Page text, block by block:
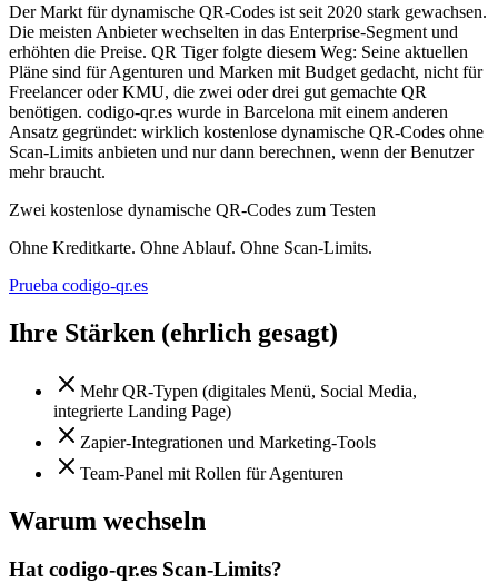
Der Markt für dynamische QR-Codes ist seit 2020 stark gewachsen.
Die meisten Anbieter wechselten in das Enterprise-Segment und
erhöhten die Preise. QR Tiger folgte diesem Weg: Seine aktuellen
Pläne sind für Agenturen und Marken mit Budget gedacht, nicht für
Freelancer oder KMU, die zwei oder drei gut gemachte QR
benötigen. codigo-qr.es wurde in Barcelona mit einem anderen
Ansatz gegründet: wirklich kostenlose dynamische QR-Codes ohne
Scan-Limits anbieten und nur dann berechnen, wenn der Benutzer
mehr braucht.
Zwei kostenlose dynamische QR-Codes zum Testen
Ohne Kreditkarte. Ohne Ablauf. Ohne Scan-Limits.
Prueba codigo-qr.es
Ihre Stärken (ehrlich gesagt)
Mehr QR-Typen (digitales Menü, Social Media,
integrierte Landing Page)
Zapier-Integrationen und Marketing-Tools
Team-Panel mit Rollen für Agenturen
Warum wechseln
Hat codigo-qr.es Scan-Limits?